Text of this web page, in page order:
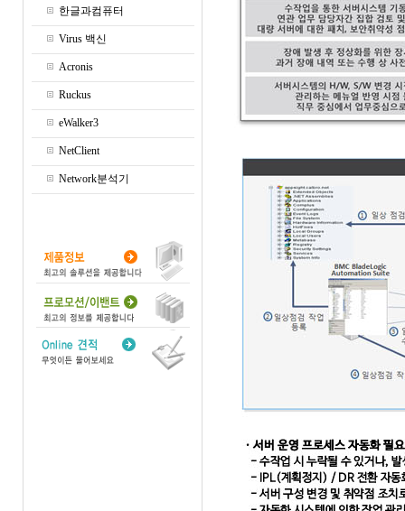
한글과컴퓨터
Virus 백신
Acronis
Ruckus
eWalker3
NetClient
Network분석기